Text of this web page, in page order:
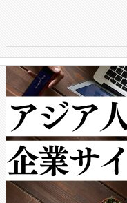
centers.
からシステ
クルの各段
[…]
トに対し
では、反射
で向上し、
ットだけで
ルの変電所
作業と点群
Avia 2は、